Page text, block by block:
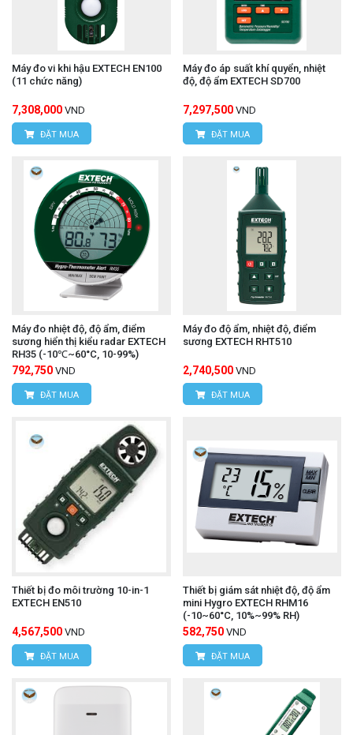
bộ ghi dữ liệu nhiệt độ TESTO 184
chính hãng, quý khách hãy liên hệ trực tiếp với
chúng tôi:
CÔNG TY TNHH THIẾT BỊ VÀ CÔNG NGHỆ
HÙNG NGUYÊN
HÙNG NGUYÊN TECH - HÀ NỘI
Địa chỉ:Số 15, ngõ 85 Tân Xuân, P.Xuân Đỉnh,
Q.Bắc Từ Liêm, TP.Hà Nội.
VPDG:Số 20D, ngõ 16/28 Đỗ Xuân Hợp, P.Mỹ
Đình 1, Q.Nam Từ Liêm, TP.Hà Nội
Hotline: 0393.968.345 / 0976.082.395
Email:vantien2307@gmail.com
Website:www.hungnguyentech.vn
HÙNG NGUYÊN TECH - TP HỒ CHÍ MINH
Kiên, Huyện Bình Chánh, Tp.Hồ Chí Minh.
Hotline: 0934.616.395
Email:vantien2307@gmail.com
Website:www.hungnguyentech.vn
Tham khảo thêm:
UTi712S
Máy đo vi khi hậu EXTECH EN100
(11 chức năng)
7,308,000 VND
ĐẶT MUA
Máy đo áp suất khí quyển, nhiệt
độ, độ ẩm EXTECH SD700
7,297,500 VND
ĐẶT MUA
Máy đo nhiệt độ, độ ẩm, điểm
sương hiển thị kiểu radar EXTECH
RH35 (-10℃~60°C, 10-99%)
792,750 VND
ĐẶT MUA
Máy đo độ ẩm, nhiệt độ, điểm
sương EXTECH RHT510
2,740,500 VND
ĐẶT MUA
Thiết bị đo môi trường 10-in-1
EXTECH EN510
4,567,500 VND
ĐẶT MUA
Thiết bị giám sát nhiệt độ, độ ẩm
mini Hygro EXTECH RHM16
(-10~60°C, 10%~99% RH)
582,750 VND
ĐẶT MUA